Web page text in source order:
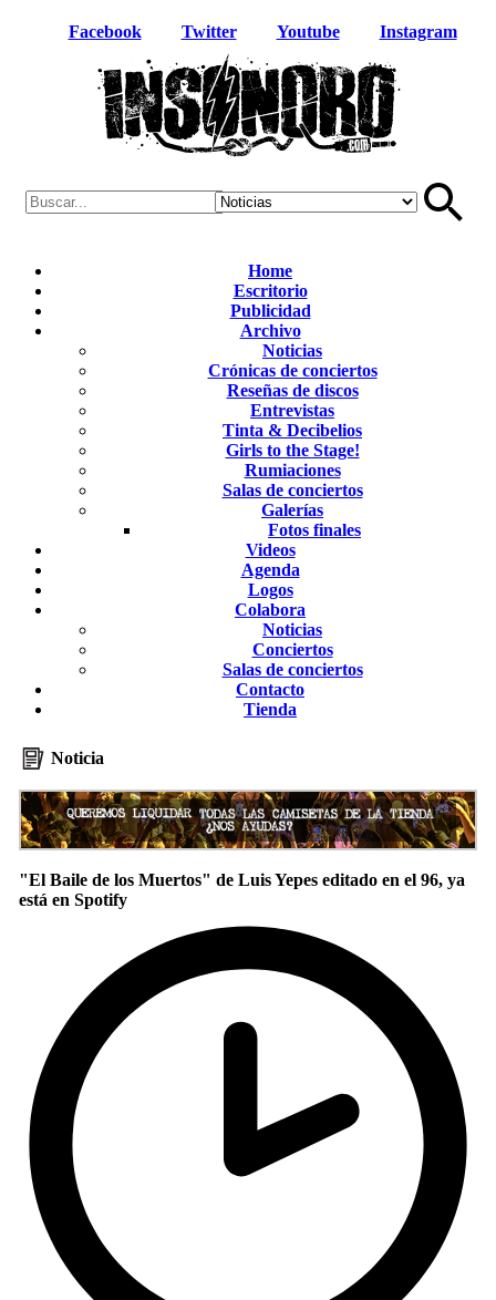
Facebook Twitter Youtube Instagram
Home
Escritorio
Publicidad
Archivo
Noticias
Crónicas de conciertos
Reseñas de discos
Entrevistas
Tinta & Decibelios
Girls to the Stage!
Rumiaciones
Salas de conciertos
Galerías
Fotos finales
Videos
Agenda
Logos
Colabora
Noticias
Conciertos
Salas de conciertos
Contacto
Tienda
Noticia
"El Baile de los Muertos" de Luis Yepes editado en el 96, ya
está en Spotify